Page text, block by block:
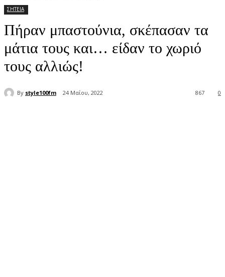
ΣΗΤΕΙΑ
Πήραν μπαστούνια, σκέπασαν τα
μάτια τους και… είδαν το χωριό
τους αλλιώς!
By style100fm 24 Μαΐου, 2022 0
867